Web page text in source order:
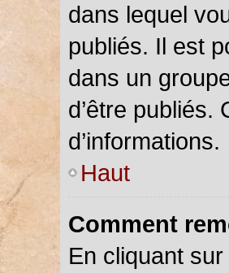
dans lequel
publiés. Il est
dans un
d’être publiés.
d’informations.
Haut
Comment
En cliquant